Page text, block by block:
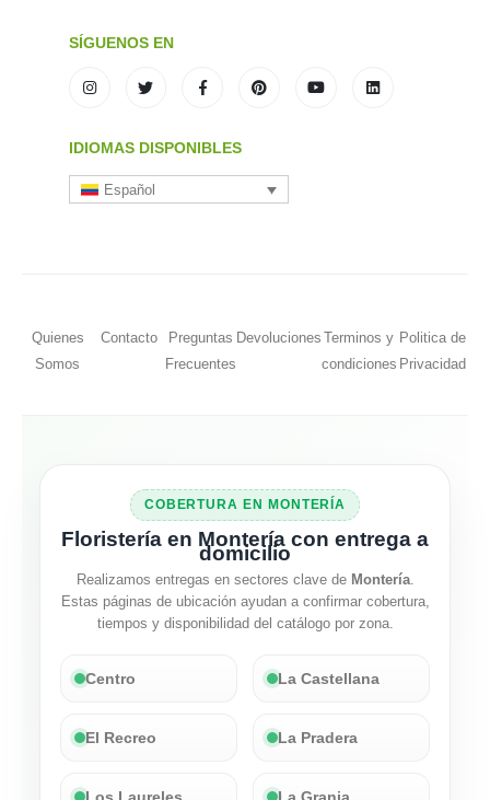
SÍGUENOS EN
IDIOMAS DISPONIBLES
Español
Quienes
Somos
Contacto
Preguntas
Frecuentes
Devoluciones Terminos y
condiciones
Politica de
Privacidad
COBERTURA EN MONTERÍA
Floristería en Montería con entrega a
domicilio
Realizamos entregas en sectores clave de Montería.
Estas páginas de ubicación ayudan a confirmar cobertura,
tiempos y disponibilidad del catálogo por zona.
Centro La Castellana
El Recreo La Pradera